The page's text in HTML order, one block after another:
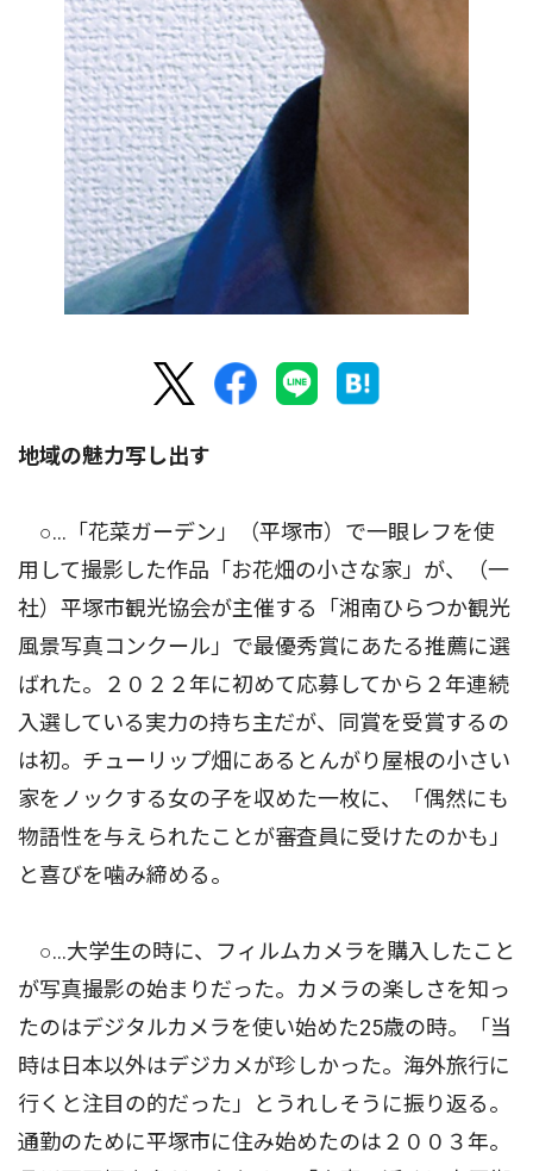
地域の魅力写し出す
○…「花菜ガーデン」（平塚市）で一眼レフを使
用して撮影した作品「お花畑の小さな家」が、（一
社）平塚市観光協会が主催する「湘南ひらつか観光
風景写真コンクール」で最優秀賞にあたる推薦に選
ばれた。２０２２年に初めて応募してから２年連続
入選している実力の持ち主だが、同賞を受賞するの
は初。チューリップ畑にあるとんがり屋根の小さい
家をノックする女の子を収めた一枚に、「偶然にも
物語性を与えられたことが審査員に受けたのかも」
と喜びを噛み締める。
○…大学生の時に、フィルムカメラを購入したこと
が写真撮影の始まりだった。カメラの楽しさを知っ
たのはデジタルカメラを使い始めた25歳の時。「当
時は日本以外はデジカメが珍しかった。海外旅行に
行くと注目の的だった」とうれしそうに振り返る。
通勤のために平塚市に住み始めたのは２００３年。